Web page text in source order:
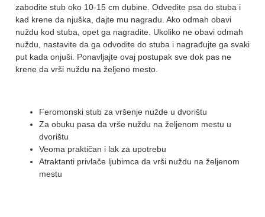
zabodite stub oko 10-15 cm dubine. Odvedite psa do stuba i
kad krene da njuška, dajte mu nagradu. Ako odmah obavi
nuždu kod stuba, opet ga nagradite. Ukoliko ne obavi odmah
nuždu, nastavite da ga odvodite do stuba i nagrađujte ga svaki
put kada onjuši. Ponavljajte ovaj postupak sve dok pas ne
krene da vrši nuždu na željeno mesto.
Feromonski stub za vršenje nužde u dvorištu
Za obuku pasa da vrše nuždu na željenom mestu u
dvorištu
Veoma praktičan i lak za upotrebu
Atraktanti privlače ljubimca da vrši nuždu na željenom
mestu